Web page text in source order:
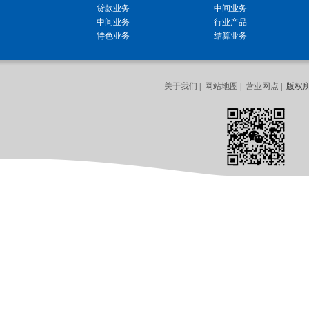
贷款业务
中间业务
特色业务
中间业务
行业产品
结算业务
关于我们 网站地图 营业网点 | 版权